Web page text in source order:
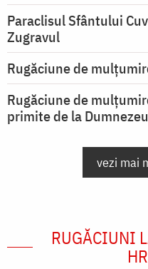
Paraclisul Sfântului
Zugravul
Rugăciune de
Rugăciune de
primite de la Dumnezeu
vezi mai
RUGĂCIUNI